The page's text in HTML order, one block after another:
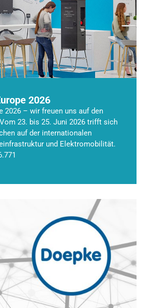
2026
2026 – wir freuen uns auf den
23. bis 25. Juni 2026 trifft sich
auf der internationalen
und Elektromobilität.